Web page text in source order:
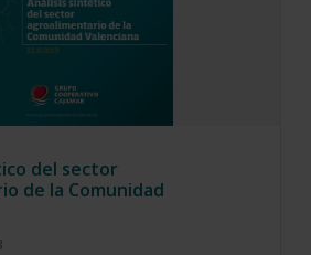
del sector
de la Comunidad